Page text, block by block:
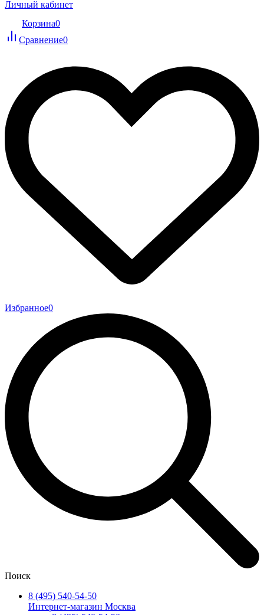
Личный кабинет
Корзина0
Сравнение0
Избранное0
Поиск
8 (495) 540-54-50
Интернет-магазин Москва